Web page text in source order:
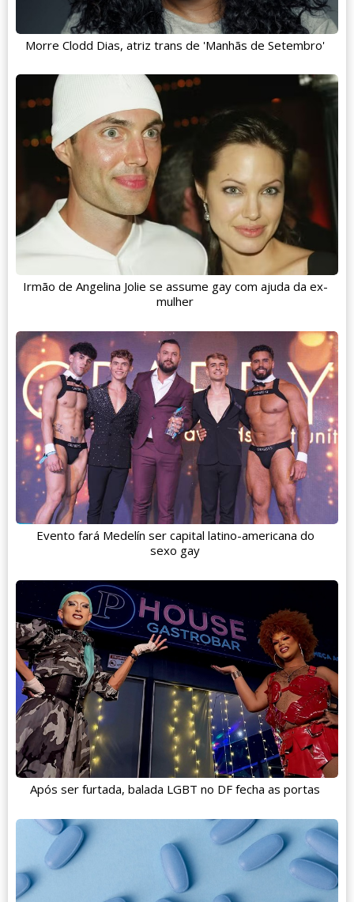
Morre Clodd Dias, atriz trans de 'Manhãs de Setembro'
Irmão de Angelina Jolie se assume gay com ajuda da ex-
mulher
Evento fará Medelín ser capital latino-americana do
sexo gay
Após ser furtada, balada LGBT no DF fecha as portas